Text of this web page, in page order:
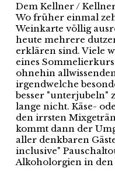
Dem Kellner /
Wo früher einmal
Weinkarte völlig
heute mehrere
erklären sind. Viele
eines
ohnehin
irgendwelche
besser "unterjubeln"
lange nicht. Käse-
den irrsten
kommt dann der
aller denkbaren
inclusive"
Alkoholorgien in